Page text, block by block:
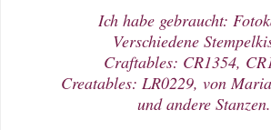
Ich habe gebraucht:
Verschiedene
Craftables: CR1354,
Creatables: LR0229, von
und andere Stanzen.